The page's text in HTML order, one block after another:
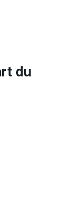
du